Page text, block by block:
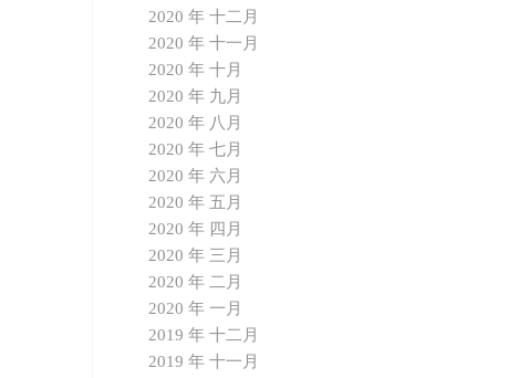
2020 年 十二月
2020 年 十一月
2020 年 十月
2020 年 九月
2020 年 八月
2020 年 七月
2020 年 六月
2020 年 五月
2020 年 四月
2020 年 三月
2020 年 二月
2020 年 一月
2019 年 十二月
2019 年 十一月